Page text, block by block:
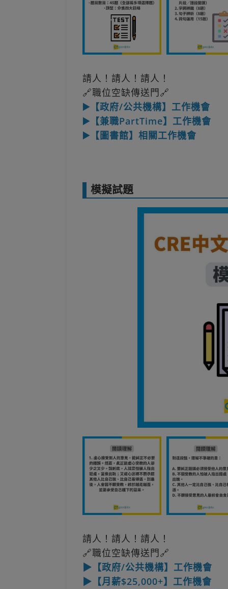
請人！請人！請人！
🔗職位空缺傳送門🔗
▶️【政府/公共機構】工作機會
▶️【兼職PartTime】工作機會
▶️【圖書館】相關工作機會
模擬試題
請人！請人！請人！
🔗職位空缺傳送門🔗
▶【政府/公共機構】工作機會
▶【月薪$25,000+】工作機會